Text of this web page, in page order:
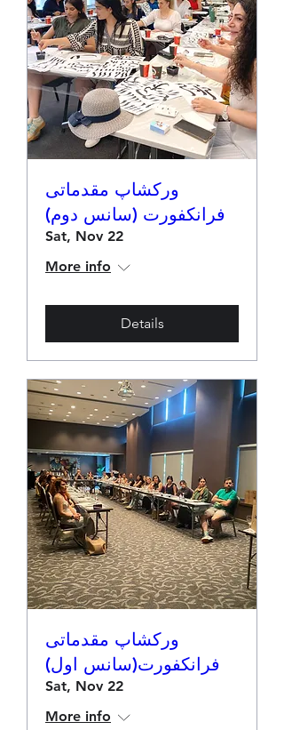
ورکشاپ مقدماتی
فرانکفورت (سانس دوم)
Sat, Nov 22
More info
Details
ورکشاپ مقدماتی
فرانکفورت(سانس اول)
Sat, Nov 22
More info